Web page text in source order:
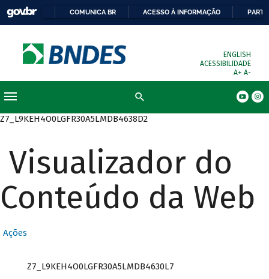
COMUNICA BR ACESSO À INFORMAÇÃO
ENGLISH
ACESSIBILIDADE
A+ A-
Z7_L9KEH4O0LGFR30A5LMDB4638D2
Visualizador do
Conteúdo da Web
Ações
Z7_L9KEH4O0LGFR30A5LMDB4630L7